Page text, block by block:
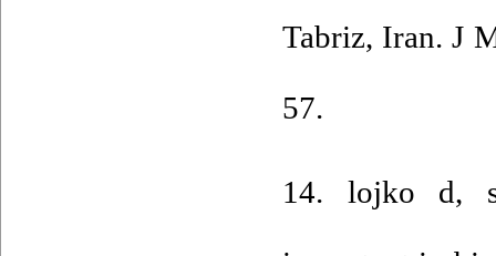
Tabriz, Iran. J
57.
14. lojko d,